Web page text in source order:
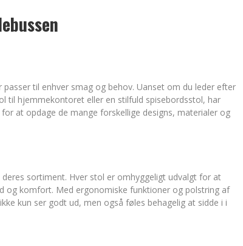
til enhver smag og behov. Uanset om du leder efter
til hjemmekontoret eller en stilfuld spisebordsstol, har
for at opdage de mange forskellige designs, materialer og
sortiment. Hver stol er omhyggeligt udvalgt for at
og komfort. Med ergonomiske funktioner og polstring af
kun ser godt ud, men også føles behagelig at sidde i i